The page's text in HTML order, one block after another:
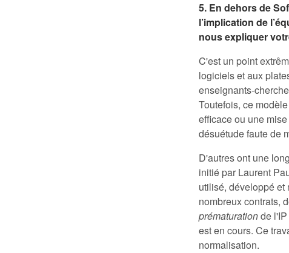
5. En dehors de
l’implication de
nous expliquer
C'est un point
logiciels et aux
enseignants-
Toutefois, ce
efficace ou une
désuétude faute de
D'autres ont une
initié par Laurent
utilisé, développé
nombreux contrats,
prématurationde
est en cours. Ce
normalisation.